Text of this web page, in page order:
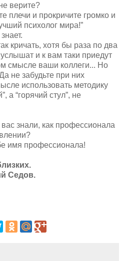
верите?
плечи и прокричите громко и
психолог мира!”
кричать, хотя бы раза по два
и к вам таки приедут
смысле ваши коллеги... Но
не забудьте при них
использовать методику
а “горячий стул”, не
знали, как профессионала
имя профессионала!
Седов.